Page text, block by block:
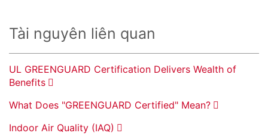
Tài nguyên liên quan
UL GREENGUARD Certification Delivers Wealth of
Benefits
What Does "GREENGUARD Certified" Mean?
Indoor Air Quality (IAQ)